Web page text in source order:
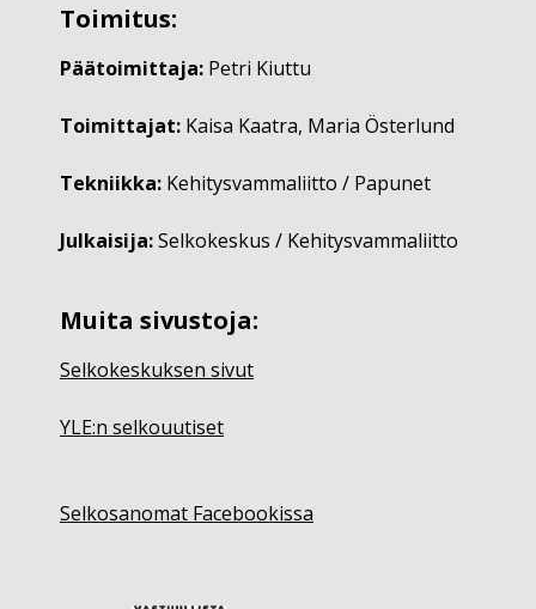
Toimitus:
Päätoimittaja: Petri Kiuttu
Toimittajat: Kaisa Kaatra, Maria Österlund
Tekniikka: Kehitysvammaliitto / Papunet
Julkaisija:Selkokeskus / Kehitysvammaliitto
Muita sivustoja:
Selkokeskuksen sivut
YLE:n selkouutiset
Selkosanomat Facebookissa